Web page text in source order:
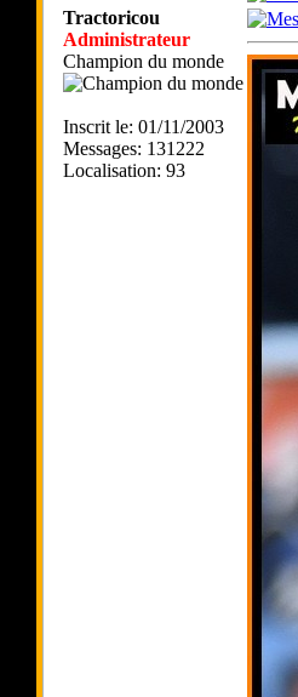
Tractoricou
Administrateur
Champion du monde
Inscrit le: 01/11/2003
Messages: 131222
Localisation: 93